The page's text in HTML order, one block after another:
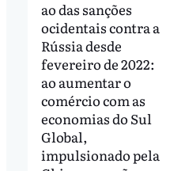
ao das sanções
ocidentais contra a
Rússia desde
fevereiro de 2022:
ao aumentar o
comércio com as
economias do Sul
Global,
impulsionado pela